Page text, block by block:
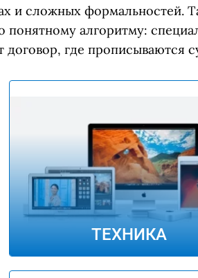
и сложных формальностей.
понятному алгоритму:
где прописываются
ТЕХНИКА